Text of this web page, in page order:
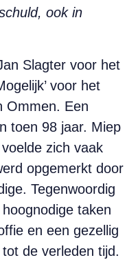
ook in
Slagter voor het
voor het
Ommen. Een
toen 98 jaar. Miep
zich vaak
opgemerkt door
Tegenwoordig
taken
en een gezellig
de verleden tijd.